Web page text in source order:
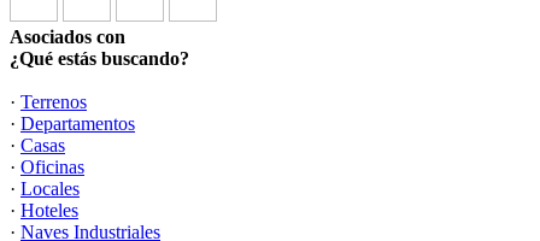
Asociados con
¿Qué estás buscando?
· Terrenos
· Departamentos
· Casas
· Oficinas
· Locales
· Hoteles
· Naves Industriales